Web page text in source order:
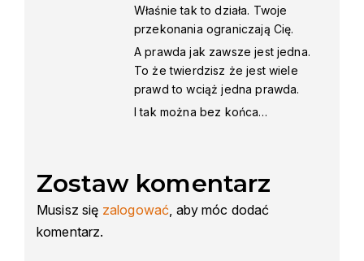
Właśnie tak to działa. Twoje
przekonania ograniczają Cię.
A prawda jak zawsze jest jedna.
To że twierdzisz że jest wiele
prawd to wciąż jedna prawda.
I tak można bez końca…
Zostaw komentarz
Musisz się zalogować, aby móc dodać
komentarz.